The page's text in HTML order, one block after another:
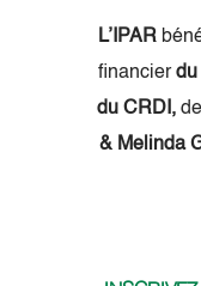
L’IPAR
financierdu
du CRDI, de
& Melinda